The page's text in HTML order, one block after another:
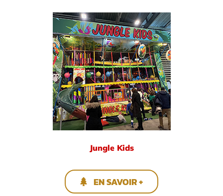
Jungle Kids
EN SAVOIR +